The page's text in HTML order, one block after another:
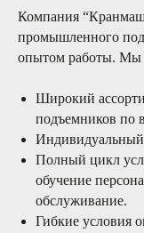
Компания
промышленного
опытом работы. Мы
Широкий
подъемников по
Индивидуальный
Полный цикл
обучение
обслуживание.
Гибкие условия
04/
Поддержка
24 часа в сутки 7
сервисные бригады
любую точку России
сервисных работ
Башенные краны
внимания в части
безопасности